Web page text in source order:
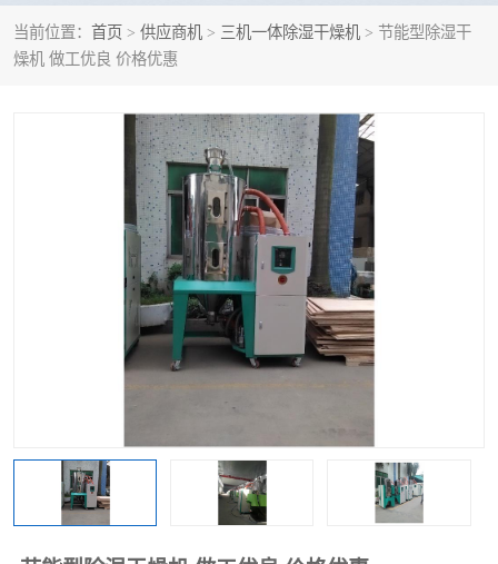
当前位置： 首页 > 供应商机 > 三机一体除湿干燥机 > 节能型除湿干
燥机 做工优良 价格优惠
塑料混色机 模温机
三机一体除湿机